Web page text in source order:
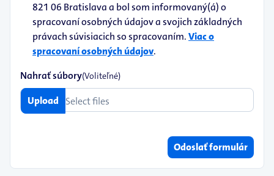
821 06 Bratislava a bol som informovaný(á) o
spracovaní osobných údajov a svojich základných
právach súvisiacich so spracovaním.Viac o
spracovaní osobných údajov.
Nahrať súbory(Voliteľné)
Upload Select files
Odoslať formulár